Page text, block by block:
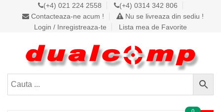
(+4) 021 224 2558
(+4) 0314 342 806
Contacteaza-ne acum !
Nu se livreaza din sediu !
Login / Inregistreaza-te
Lista mea de Favorite